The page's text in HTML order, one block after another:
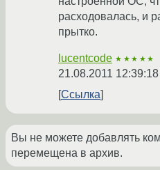
расходовалась, и
прытко.
lucentcode ★★★★★
21.08.2011
Ссылка
Вы не можете добавлять
перемещена в архив.